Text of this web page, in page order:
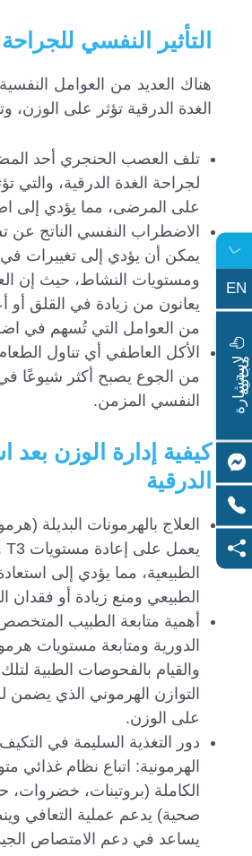
التأثير النفسي
هناك العديد من العوامل
الغدة الدرقية تؤثر على الوزن،
تلف العصب الحنجري أحد
لجراحة الغدة الدرقية، والتي
على المرضى، مما يؤدي إلى
الاضطراب النفسي الناتج
يمكن أن يؤدي إلى تغييرات في
ومستويات النشاط، حيث إن
يعانون من زيادة في القلق أو
من العوامل التي تُسهم في
الأكل العاطفي أي تناول
من الجوع يصبح أكثر شيوعًا
النفسي المزمن.
كيفية إدارة الوزن بعد
الدرقية
العلاج بالهرمونات البديلة
الطبيعية، مما يؤدي إلى
الطبيعي ومنع زيادة أو فقدان
أهمية متابعة الطبيب
والقيام بالفحوصات الطبية
التوازن الهرموني الذي
على الوزن.
دور التغذية السليمة في
الهرمونية: اتباع نظام غذائي
الكاملة (بروتينات،
صحية) يدعم عملية التعافي
يساعد في دعم الامتصاص
EN
ل
ا
س
ت
ش
ا
ر
ة
م
ج
ا
ن
ي
ة